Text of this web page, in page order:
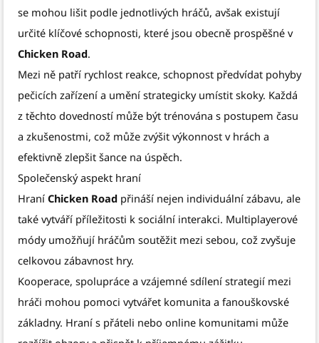
se mohou lišit podle jednotlivých hráčů, avšak existují
určité klíčové schopnosti, které jsou obecně prospěšné v
Chicken Road.
Mezi ně patří rychlost reakce, schopnost předvídat pohyby
pečicích zařízení a umění strategicky umístit skoky. Každá
z těchto dovedností může být trénována s postupem času
a zkušenostmi, což může zvýšit výkonnost v hrách a
efektivně zlepšit šance na úspěch.
Společenský aspekt hraní
Hraní Chicken Road přináší nejen individuální zábavu, ale
také vytváří příležitosti k sociální interakci. Multiplayerové
módy umožňují hráčům soutěžit mezi sebou, což zvyšuje
celkovou zábavnost hry.
Kooperace, spolupráce a vzájemné sdílení strategií mezi
hráči mohou pomoci vytvářet komunita a fanouškovské
základny. Hraní s přáteli nebo online komunitami může